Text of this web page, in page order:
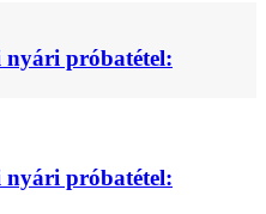
nyári próbatétel:
nyári próbatétel: